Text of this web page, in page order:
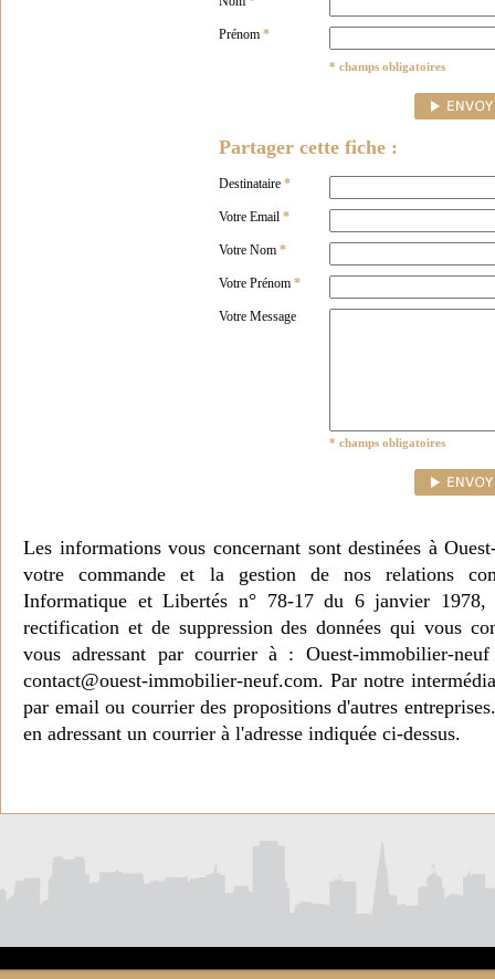
Prénom *
* champs obligatoires
Partager cette fiche :
Destinataire *
Votre Email *
Votre Nom *
Votre Prénom *
Votre Message
* champs obligatoires
Les informations vous concernant sont destinées à
votre commande et la gestion de nos relations
Informatique et Libertés n° 78-17 du 6 janvier 1978,
rectification et de suppression des données qui vous
vous adressant par courrier à : Ouest-immobilier-
contact@ouest-immobilier-neuf.com. Par notre
par email ou courrier des propositions d'autres
en adressant un courrier à l'adresse indiquée ci-dessus.